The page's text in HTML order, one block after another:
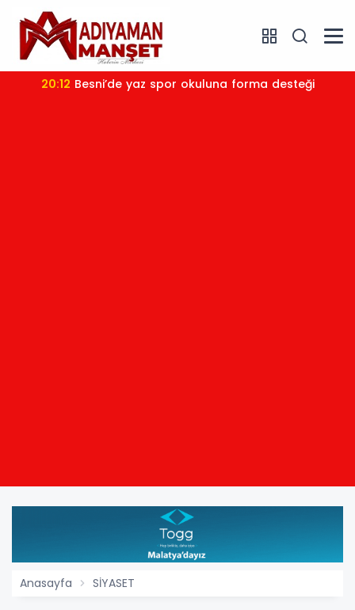
20:12 Besni’de yaz spor okuluna forma desteği
Anasayfa SİYASET